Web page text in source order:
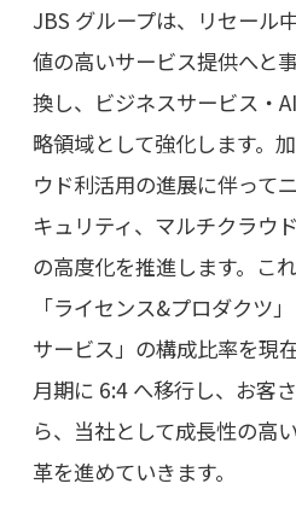
JBS グループは、リセール
値の高いサービス提供へと
換し、ビジネスサービス・
略領域として強化します。
ウド利活用の進展に伴って
キュリティ、マルチクラウ
の高度化を推進します。こ
「ライセンス&プロダクツ
サービス」の構成比率を現
月期に 6:4 へ移行し、お客
ら、当社として成長性の高
革を進めていきます。